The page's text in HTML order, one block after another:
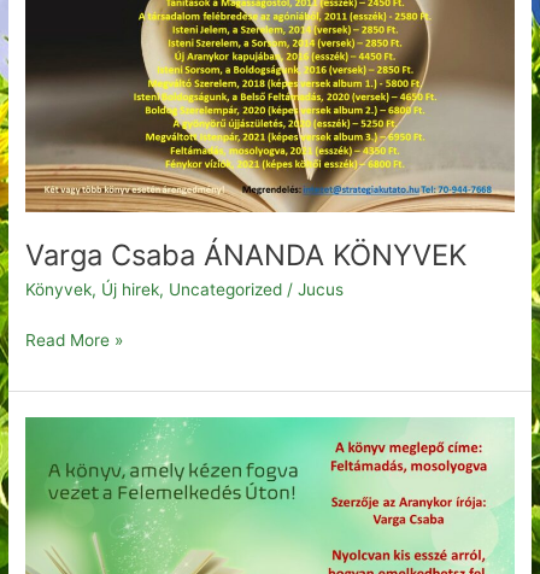
Varga Csaba ÁNANDA KÖNYVEK
Könyvek, Új hirek, Uncategorized /Jucus
Read More »
amely
kézen
fogva
reklám